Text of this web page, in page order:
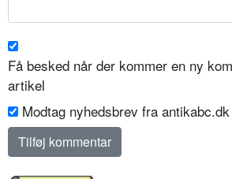
Få besked når der kommer en ny
artikel
Modtag nyhedsbrev fra antikabc.dk